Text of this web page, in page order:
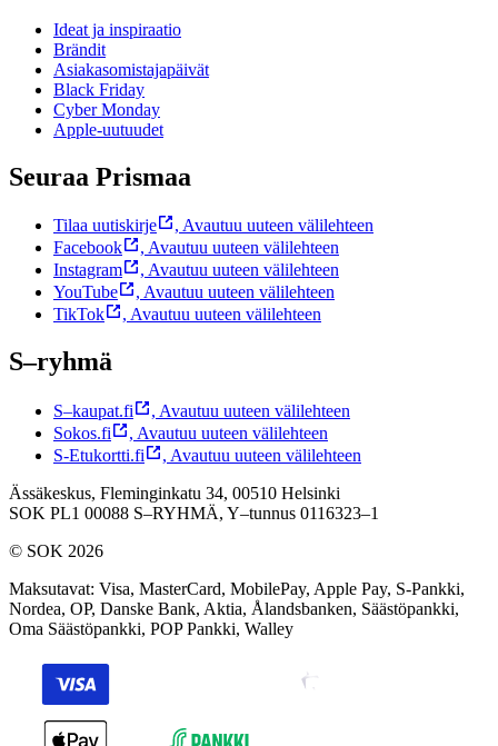
Ideat ja inspiraatio
Brändit
Asiakasomistajapäivät
Black Friday
Cyber Monday
Apple-uutuudet
Seuraa Prismaa
Tilaa uutiskirje , Avautuu uuteen välilehteen
Facebook
, Avautuu uuteen välilehteen
Instagram
, Avautuu uuteen välilehteen
YouTube
, Avautuu uuteen välilehteen
TikTok
, Avautuu uuteen välilehteen
S–ryhmä
S–kaupat.fi , Avautuu uuteen välilehteen
Sokos.fi
, Avautuu uuteen välilehteen
S-Etukortti.fi
, Avautuu uuteen välilehteen
Ässäkeskus, Fleminginkatu 34, 00510 Helsinki
SOK PL1 00088 S–RYHMÄ, Y–tunnus 0116323–1
© SOK 2026
Maksutavat: Visa, MasterCard, MobilePay, Apple Pay, S-Pankki,
Nordea, OP, Danske Bank, Aktia, Ålandsbanken, Säästöpankki,
Oma Säästöpankki, POP Pankki, Walley